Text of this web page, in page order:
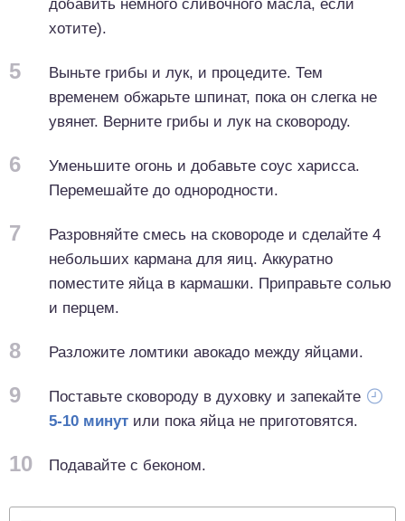
добавить немного сливочного масла, если
хотите).
5
Выньте грибы и лук, и процедите. Тем
временем обжарьте шпинат, пока он слегка не
увянет. Верните грибы и лук на сковороду.
6
Уменьшите огонь и добавьте соус харисса.
Перемешайте до однородности.
7
Разровняйте смесь на сковороде и сделайте 4
небольших кармана для яиц. Аккуратно
поместите яйца в кармашки. Приправьте солью
и перцем.
8 Разложите ломтики авокадо между яйцами.
9
Поставьте сковороду в духовку и запекайте
5-10 минут или пока яйца не приготовятся.
10 Подавайте с беконом.